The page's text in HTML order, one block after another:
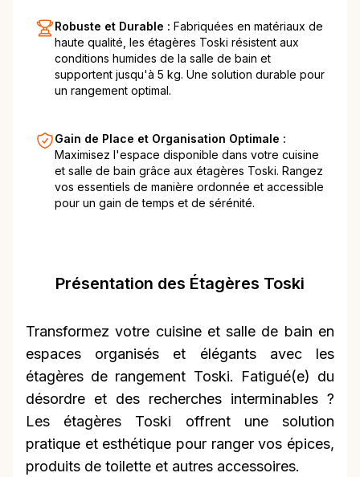
Robuste et Durable : Fabriquées en matériaux de
haute qualité, les étagères Toski résistent aux
conditions humides de la salle de bain et
supportent jusqu'à 5 kg. Une solution durable pour
un rangement optimal.
Gain de Place et Organisation Optimale :
Maximisez l'espace disponible dans votre cuisine
et salle de bain grâce aux étagères Toski. Rangez
vos essentiels de manière ordonnée et accessible
pour un gain de temps et de sérénité.
Présentation des Étagères Toski
Transformez votre cuisine et salle de bain en
espaces organisés et élégants avec les
étagères de rangement Toski. Fatigué(e) du
désordre et des recherches interminables ?
Les étagères Toski offrent une solution
pratique et esthétique pour ranger vos épices,
produits de toilette et autres accessoires.